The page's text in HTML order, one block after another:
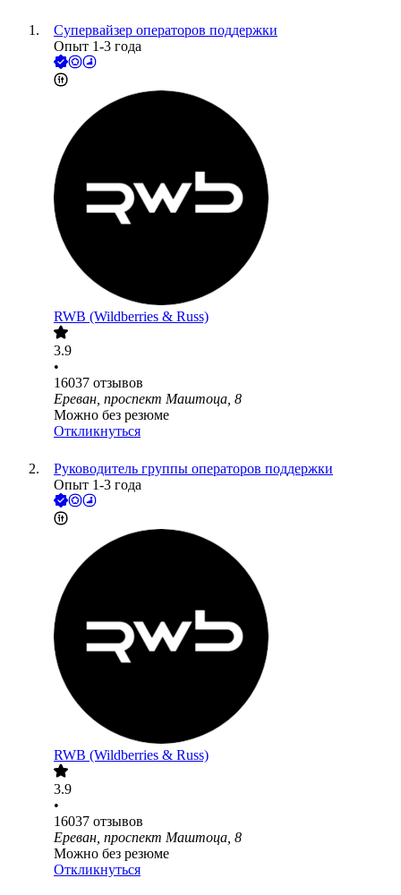
Супервайзер операторов поддержки
Опыт 1-3 года
RWB (Wildberries & Russ)
3.9
•
16037 отзывов
Ереван, проспект Маштоца, 8
Можно без резюме
Откликнуться
Руководитель группы операторов поддержки
Опыт 1-3 года
RWB (Wildberries & Russ)
3.9
•
16037 отзывов
Ереван, проспект Маштоца, 8
Можно без резюме
Откликнуться